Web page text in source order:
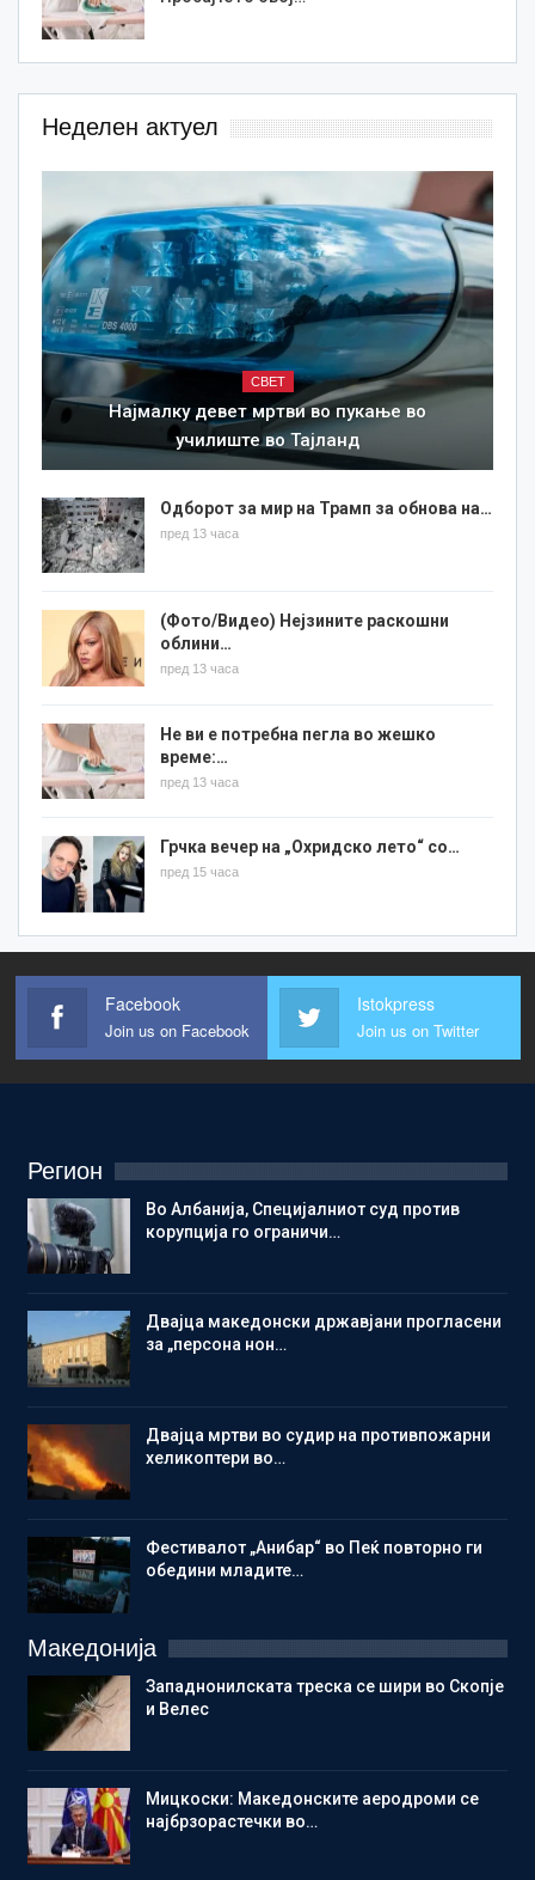
Неделен актуел
СВЕТ
Најмалку девет мртви во пукање во
училиште во Тајланд
Одборот за мир на Трамп за обнова на…
пред 13 часа
(Фото/Видео) Нејзините раскошни
облини…
пред 13 часа
Не ви е потребна пегла во жешко
време:…
пред 13 часа
Грчка вечер на „Охридско лето“ со…
пред 15 часа
Facebook
Join us on Facebook
Istokpress
Join us on Twitter
Регион
Во Албанија, Специјалниот суд против
корупција го ограничи…
Двајца македонски државјани прогласени
за „персона нон…
Двајца мртви во судир на противпожарни
хеликоптери во…
Фестивалот „Анибар“ во Пеќ повторно ги
обедини младите…
Македонија
Западнонилската треска се шири во Скопје
и Велес
Мицкоски: Македонските аеродроми се
најбрзорастечки во…